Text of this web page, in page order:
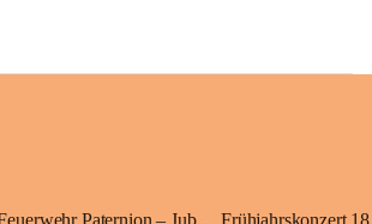
150 Jahre Freiwillige Feuerwehr Paternion – Jubiläumsfest Frühjahrskonzert